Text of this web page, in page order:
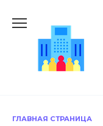
содержанию
ГЛАВНАЯ СТРАНИЦА